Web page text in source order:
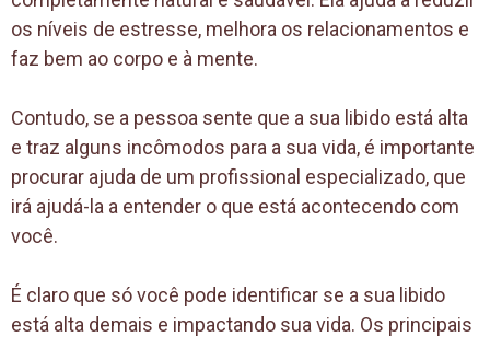
os níveis de estresse, melhora os relacionamentos e
faz bem ao corpo e à mente.
Contudo, se a pessoa sente que a sua libido está alta
e traz alguns incômodos para a sua vida, é importante
procurar ajuda de um profissional especializado, que
irá ajudá-la a entender o que está acontecendo com
você.
É claro que só você pode identificar se a sua libido
está alta demais e impactando sua vida. Os principais